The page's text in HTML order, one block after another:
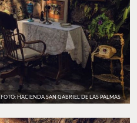
FOTO: HACIENDA SAN GABRIEL DE LAS PALMAS